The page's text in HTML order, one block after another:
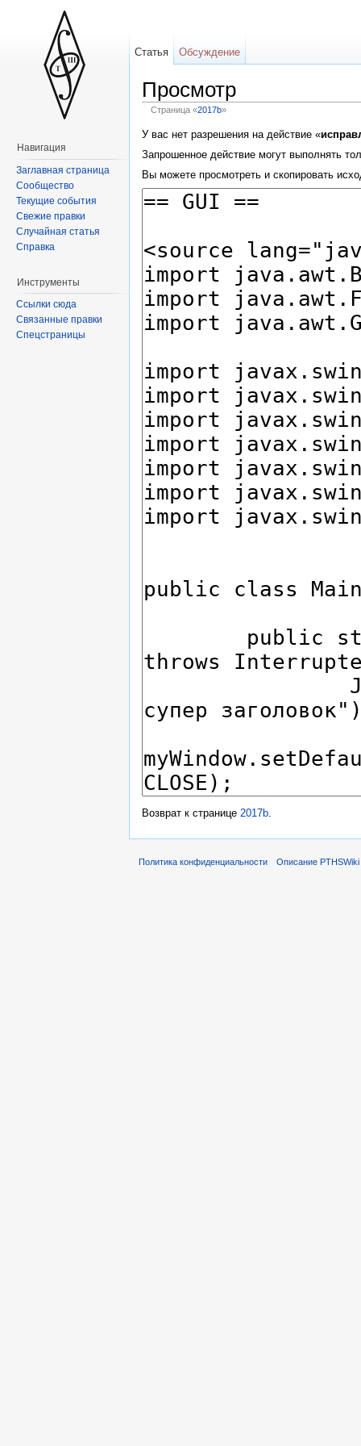
Просмотр
Страница «2017b»
У вас нет разрешения на действие «
Запрошенное действие могут выполнять
Вы можете просмотреть и скопировать
Возврат к странице 2017b
Статья Обсуждение
Навигация
Заглавная страница
Сообщество
Текущие события
Свежие правки
Случайная статья
Справка
Инструменты
Ссылки сюда
Связанные правки
Спецстраницы
Политика конфиденциальности Описание PTHSWiki